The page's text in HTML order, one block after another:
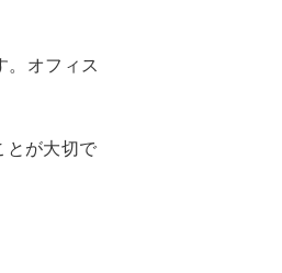
。オフィス
とが大切で